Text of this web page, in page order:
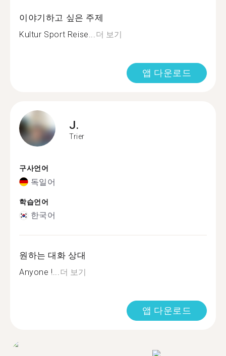
이야기하고 싶은 주제
Kultur Sport Reise...더 보기
앱 다운로드
J.
Trier
구사언어
독일어
학습언어
한국어
원하는 대화 상대
Anyone !...더 보기
앱 다운로드